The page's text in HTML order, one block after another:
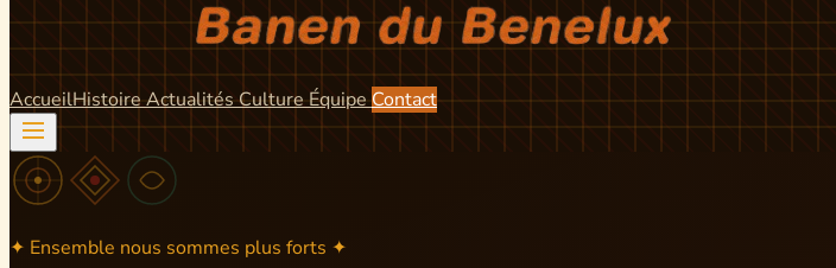
AccueilHistoire ActualitésCulture Équipe Contact
✦ Ensemble nous sommes plus forts ✦